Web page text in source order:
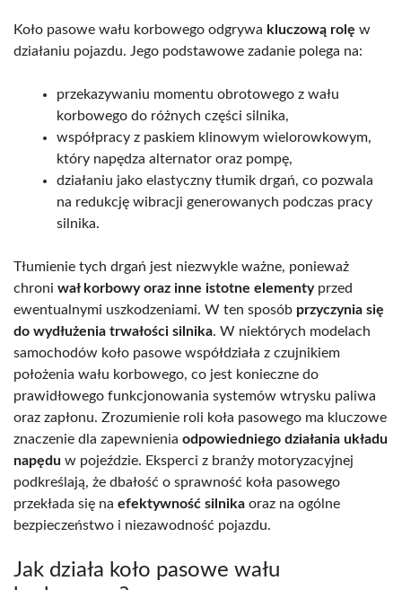
Koło pasowe wału korbowego odgrywa kluczową rolę w
działaniu pojazdu. Jego podstawowe zadanie polega na:
przekazywaniu momentu obrotowego z wału
korbowego do różnych części silnika,
współpracy z paskiem klinowym wielorowkowym,
który napędza alternator oraz pompę,
działaniu jako elastyczny tłumik drgań, co pozwala
na redukcję wibracji generowanych podczas pracy
silnika.
Tłumienie tych drgań jest niezwykle ważne, ponieważ
chroni wał korbowy oraz inne istotne elementyprzed
ewentualnymi uszkodzeniami. W ten sposób przyczynia się
do wydłużenia trwałości silnika. W niektórych modelach
samochodów koło pasowe współdziała z czujnikiem
położenia wału korbowego, co jest konieczne do
prawidłowego funkcjonowania systemów wtrysku paliwa
oraz zapłonu. Zrozumienie roli koła pasowego ma kluczowe
znaczenie dla zapewnienia odpowiedniego działania układu
napędu w pojeździe. Eksperci z branży motoryzacyjnej
podkreślają, że dbałość o sprawność koła pasowego
przekłada się na efektywność silnika oraz na ogólne
bezpieczeństwo i niezawodność pojazdu.
Jak działa koło pasowe wału